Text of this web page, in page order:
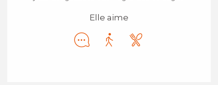
Elle aime